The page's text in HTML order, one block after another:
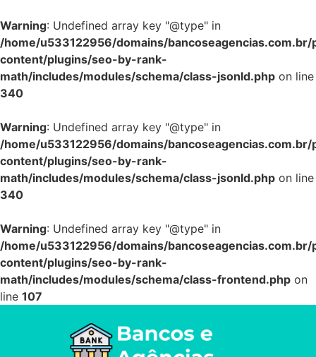
Warning: Undefined array key "@type" in
/home/u533122956/domains/
content/plugins/seo-by-rank-
math/includes/modules/schema/class-jsonld.php on line
340
Warning: Undefined array key "@type" in
/home/u533122956/domains/
content/plugins/seo-by-rank-
math/includes/modules/schema/class-jsonld.php on line
340
Warning: Undefined array key "@type" in
/home/u533122956/domains/
content/plugins/seo-by-rank-
math/includes/modules/schema/class-frontend.php on
line 107